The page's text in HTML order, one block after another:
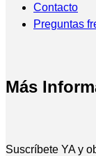
Contacto
Preguntas
Más
Suscríbete YA y